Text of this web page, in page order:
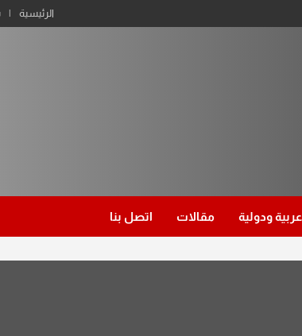
الرئيسية
عربية ودولية مقالات اتصل بنا